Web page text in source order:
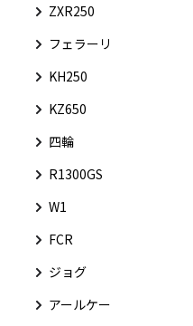
ZXR250
フェラーリ
KH250
KZ650
四輪
R1300GS
W1
FCR
ジョグ
アールケー